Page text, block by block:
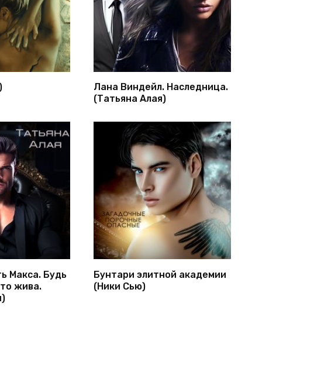
Лана Виндейл. Наследница.
(Татьяна Алая)
Макса. Будь
жива.
Бунтари элитной академии
(Ники Сью)